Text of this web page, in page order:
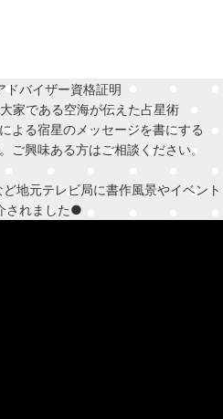
家である空海が伝えた占星術
よる宿星のメッセージを書にする
ご興味ある方はご相談ください。
地元テレビ局に書作風景やイベント
されました●